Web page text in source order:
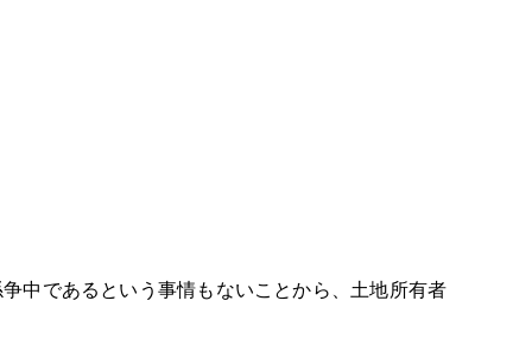
中であるという事情もないことから、土地所有者